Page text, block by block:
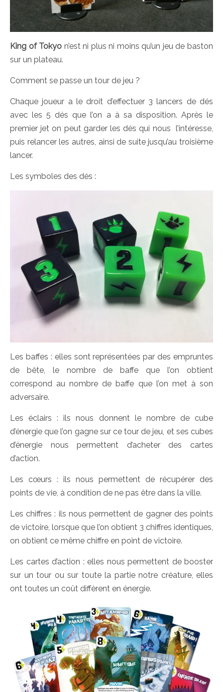
King of Tokyo n’est ni plus ni moins qu’un jeu de baston
sur un plateau.
Comment se passe un tour de jeu ?
Chaque joueur a le droit d’effectuer 3 lancers de dés
avec les 5 dés que l’on a à sa disposition. Après le
premier jet on peut garder les dés qui nous l’intéresse,
puis relancer les autres, ainsi de suite jusqu’au troisième
lancer.
Les symboles des dés :
Les baffes : elles sont représentées par des empruntes
de bête, le nombre de baffe que l’on obtient
correspond au nombre de baffe que l’on met à son
adversaire.
Les éclairs : ils nous donnent le nombre de cube
d’énergie que l’on gagne sur ce tour de jeu, et ses cubes
d’énergie nous permettent d’acheter des cartes
d’action.
Les cœurs : ils nous permettent de récupérer des
points de vie, à condition de ne pas être dans la ville.
Les chiffres : ils nous permettent de gagner des points
de victoire, lorsque que l’on obtient 3 chiffres identiques,
on obtient ce même chiffre en point de victoire.
Les cartes d’action : elles nous permettent de booster
sur un tour ou sur toute la partie notre créature, elles
ont toutes un coût diffèrent en énergie.